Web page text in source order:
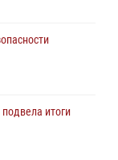
побои
порядка на
на
итоги